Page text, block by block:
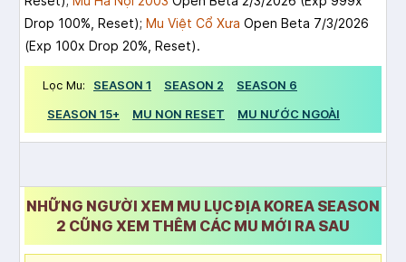
Drop 100%, Reset); Mu Việt Cổ Xưa Open Beta 7/3/2026
(Exp 100x Drop 20%, Reset).
Lọc Mu: SEASON 1 SEASON 2
SEASON 6
SEASON 15+
MU NON RESET MU NƯỚC NGOÀI
NHỮNG NGƯỜI XEM MU LỤC ĐỊA KOREA SEASON
2 CŨNG XEM THÊM CÁC MU MỚI RA SAU